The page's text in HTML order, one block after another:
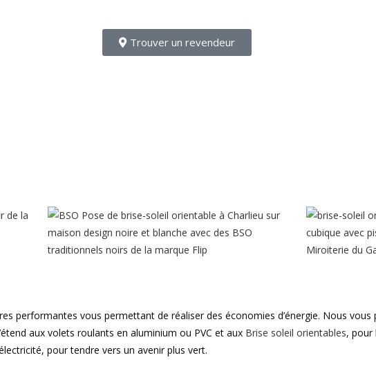
Trouver un revendeur
performantes vous permettant de réaliser des économies d’énergie. Nous
aux volets roulants en aluminium ou PVC et aux Brise soleil orientables, pour
pour tendre vers un avenir plus vert.